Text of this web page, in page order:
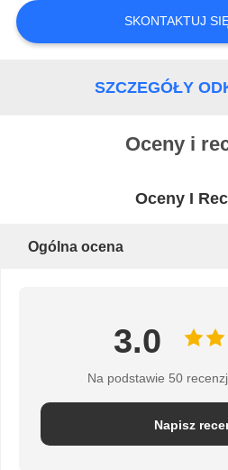
POLITYKA
PRYWATNOŚCI
SKONTAKTUJ
SZCZEGÓŁY
Oceny i
Oceny I
Ogólna ocena
3.0
Na podstawie 50
Napisz